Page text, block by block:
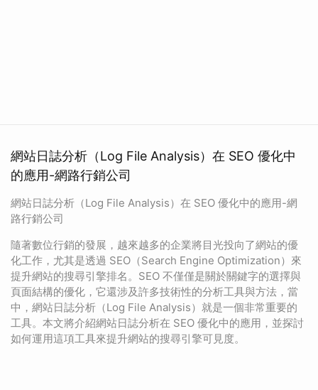
網站日誌分析（Log File Analysis）在 SEO 優化中
的應用-網路行銷公司
網站日誌分析（Log File Analysis）在 SEO 優化中的應用-網
路行銷公司
隨著數位行銷的發展，越來越多的企業將目光投向了網站的優
化工作，尤其是透過 SEO（Search Engine Optimization）來
提升網站的搜尋引擎排名。SEO 不僅僅是關於關鍵字的選擇與
頁面結構的優化，它還涉及許多技術性的分析工具與方法，當
中，網站日誌分析（Log File Analysis）就是一個非常重要的
工具。本文將介紹網站日誌分析在 SEO 優化中的應用，並探討
如何運用這項工具來提升網站的搜尋引擎可見度。